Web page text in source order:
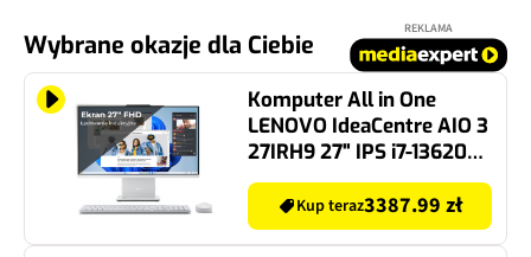
Wybrane okazje dla Ciebie
REKLAMA
Komputer All in One
LENOVO IdeaCentre AIO 3
27IRH9 27" IPS i7-13620H
16GB RAM 1TB SSD
Windows 11 Home
Kup teraz3387.99 zł